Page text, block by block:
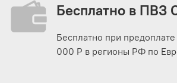
Бесплатно в ПВЗ
Бесплатно при
000 Р в регионы РФ по